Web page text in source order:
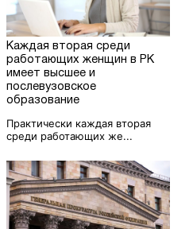
Каждая вторая среди
работающих женщин в РК
имеет высшее и
послевузовское
образование
Практически каждая вторая
среди работающих же...